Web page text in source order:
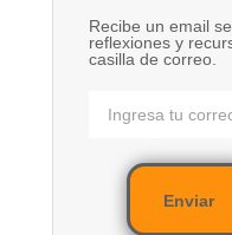
Recibe un email
reflexiones y
casilla de correo.
Enviar